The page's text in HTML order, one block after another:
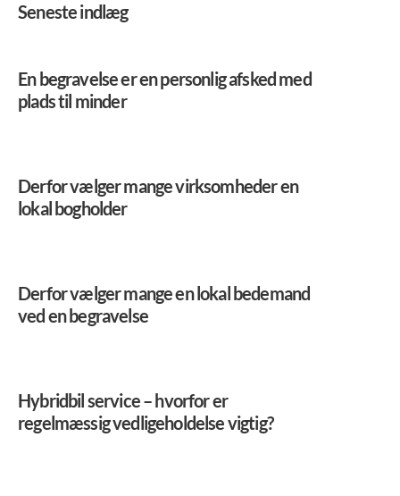
Seneste indlæg
En begravelse er en personlig afsked med
plads til minder
Derfor vælger mange virksomheder en
lokal bogholder
Derfor vælger mange en lokal bedemand
ved en begravelse
Hybridbil service – hvorfor er
regelmæssig vedligeholdelse vigtig?